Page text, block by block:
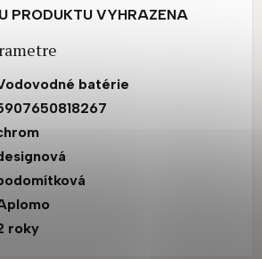
PRODUKTU VYHRAZENA
batérie
roky